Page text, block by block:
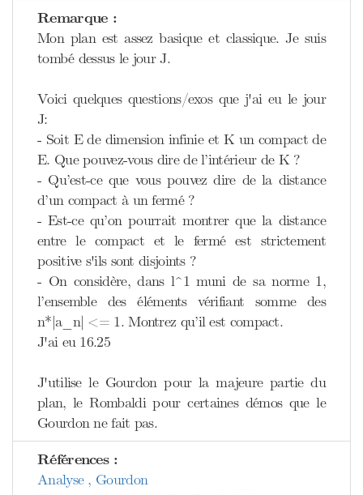
Remarque :
Mon plan est assez basique et classique. Je suis
tombé dessus le jour J.
Voici quelques questions/exos que j'ai eu le jour
J:
- Soit E de dimension infinie et K un compact de
E. Que pouvez-vous dire de l’intérieur de K ?
- Qu’est-ce que vous pouvez dire de la distance
d’un compact à un fermé ?
- Est-ce qu’on pourrait montrer que la distance
entre le compact et le fermé est strictement
positive s'ils sont disjoints ?
- On considère, dans l^1 muni de sa norme 1,
l’ensemble des éléments vérifiant somme des
n*|a_n| <= 1. Montrez qu’il est compact.
J'ai eu 16.25
J'utilise le Gourdon pour la majeure partie du
plan, le Rombaldi pour certaines démos que le
Gourdon ne fait pas.
Références :
Analyse , Gourdon